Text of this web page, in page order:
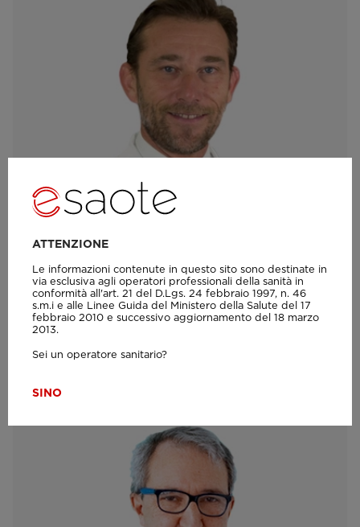
VIDEO
Intervista al Dr. Aliprandi all'evento S-
scan Open
ATTENZIONE
Le informazioni contenute in questo sito sono destinate in
via esclusiva agli operatori professionali della sanità in
conformità all'art. 21 del D.Lgs. 24 febbraio 1997, n. 46
s.m.i e alle Linee Guida del Ministero della Salute del 17
febbraio 2010 e successivo aggiornamento del 18 marzo
2013.
Sei un operatore sanitario?
SINO